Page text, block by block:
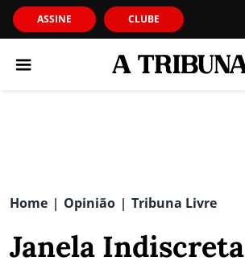
ASSINE CLUBE
Home | Opinião | Tribuna Livre
Janela Indiscreta